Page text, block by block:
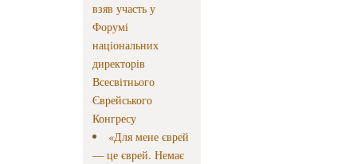
взяв участь у
Форумі
національних
директорів
Всесвітнього
Єврейського
Конгресу
«Для мене єврей
— це єврей. Немає